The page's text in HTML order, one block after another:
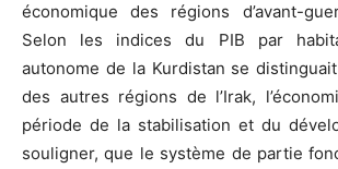
économique des régions d’avant-
Selon les indices du PIB par
autonome de la Kurdistan se
des autres régions de l’Irak,
période de la stabilisation et du
souligner, que le système de partie